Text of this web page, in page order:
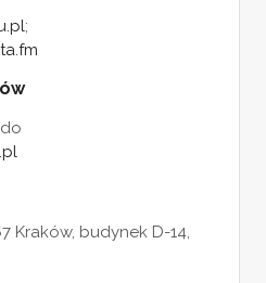
;
Kraków, budynek D-14,